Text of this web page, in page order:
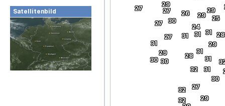
Satellitenbild 27
30
30
27
31
32
27
31
29
27
25
24
29
29
32
31
26
29
31
29
28
27
31
32
30
30
29
31
31
28